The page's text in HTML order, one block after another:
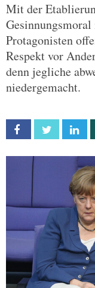
Mit der
Protagonisten
Respekt vor
denn jegliche
niedergemacht.
Facebook Twitter